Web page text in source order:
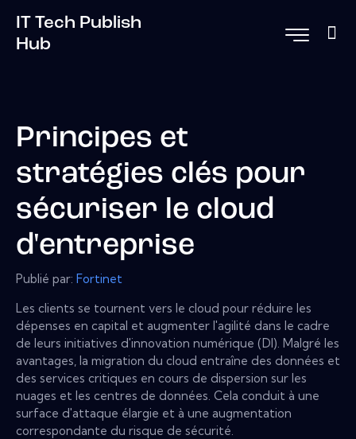
IT Tech Publish
Hub
Principes et
stratégies clés pour
sécuriser le cloud
d'entreprise
Publié par: Fortinet
Les clients se tournent vers le cloud pour réduire les
dépenses en capital et augmenter l'agilité dans le cadre
de leurs initiatives d'innovation numérique (DI). Malgré les
avantages, la migration du cloud entraîne des données et
des services critiques en cours de dispersion sur les
nuages ​​et les centres de données. Cela conduit à une
surface d'attaque élargie et à une augmentation
correspondante du risque de sécurité.